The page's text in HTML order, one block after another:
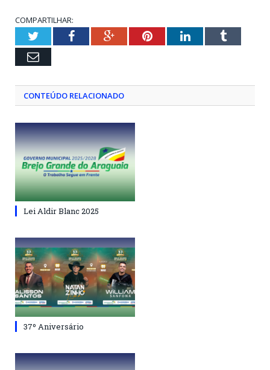
COMPARTILHAR:
TwitterFacebookGoogle+PinterestLinkedInTumblr
Email
CONTEÚDO RELACIONADO
Lei Aldir Blanc 2025
37º Aniversário